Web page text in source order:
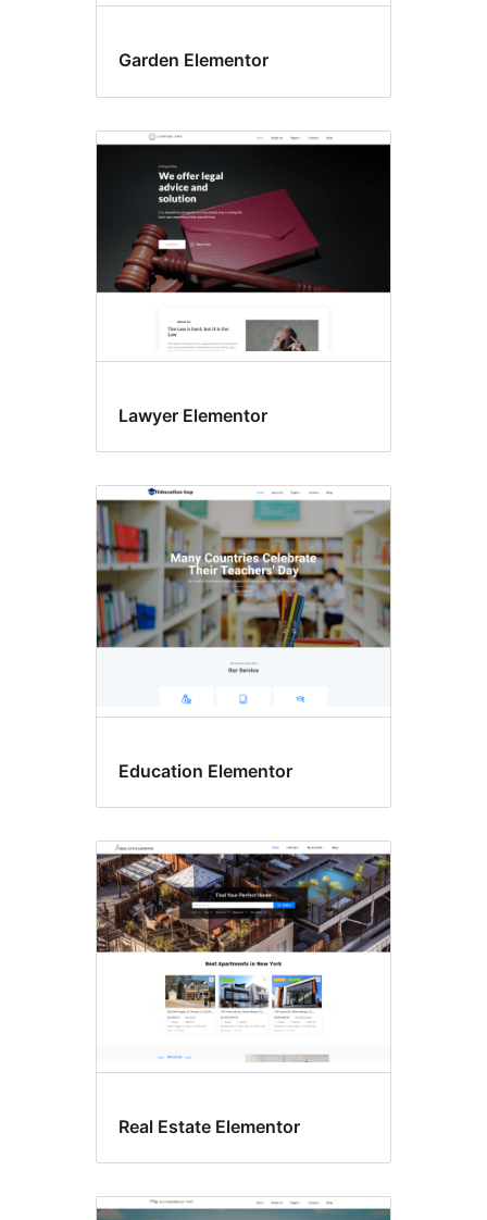
Garden Elementor
Lawyer Elementor
Education Elementor
Real Estate Elementor